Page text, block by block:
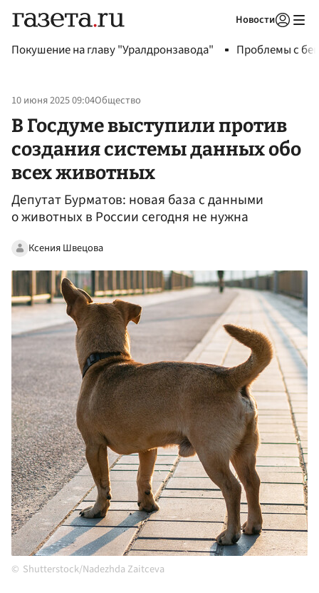
Новости
Покушение на главу "Уралдронзавода" Проблемы с
10 июня 2025 09:04Общество
В Госдуме выступили против
создания системы данных обо
всех животных
Депутат Бурматов: новая база с данными
о животных в России сегодня не нужна
Ксения Швецова
Shutterstock/Nadezhda Zaitceva